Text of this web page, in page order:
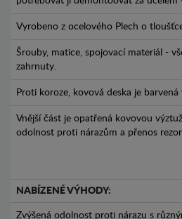
Vyrobeno z ocelového Plech o
Šrouby, matice, spojovací materiál -
zahrnuty.
Proti koroze, kovová deska je
Vnější část je opatřená kovovou
odolnost proti nárazům a přenos
NABÍZENÉ VÝHODY:
Zvýšená odolnost proti nárazu s